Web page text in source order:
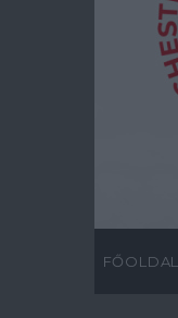
FŐOLDAL